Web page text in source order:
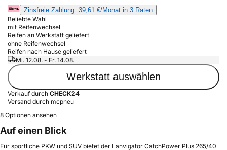
Zinsfreie Zahlung: 39,61 €/Monat in 3 Raten
Beliebte Wahl
mit Reifenwechsel
Reifen an Werkstatt geliefert
ohne Reifenwechsel
Reifen nach Hause geliefert
Mi. 12.08. - Fr. 14.08.
Werkstatt auswählen
Verkauf durch CHECK24
Versand durch mcpneu
8 Optionen ansehen
Auf einen Blick
Für sportliche PKW und SUV bietet der Lanvigator CatchPower Plus 265/40